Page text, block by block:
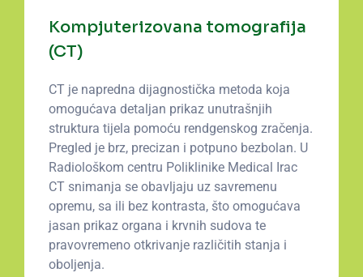
Kompjuterizovana tomografija
(CT)
CT je napredna dijagnostička metoda koja
omogućava detaljan prikaz unutrašnjih
struktura tijela pomoću rendgenskog zračenja.
Pregled je brz, precizan i potpuno bezbolan. U
Radiološkom centru Poliklinike Medical Irac
CT snimanja se obavljaju uz savremenu
opremu, sa ili bez kontrasta, što omogućava
jasan prikaz organa i krvnih sudova te
pravovremeno otkrivanje različitih stanja i
oboljenja.